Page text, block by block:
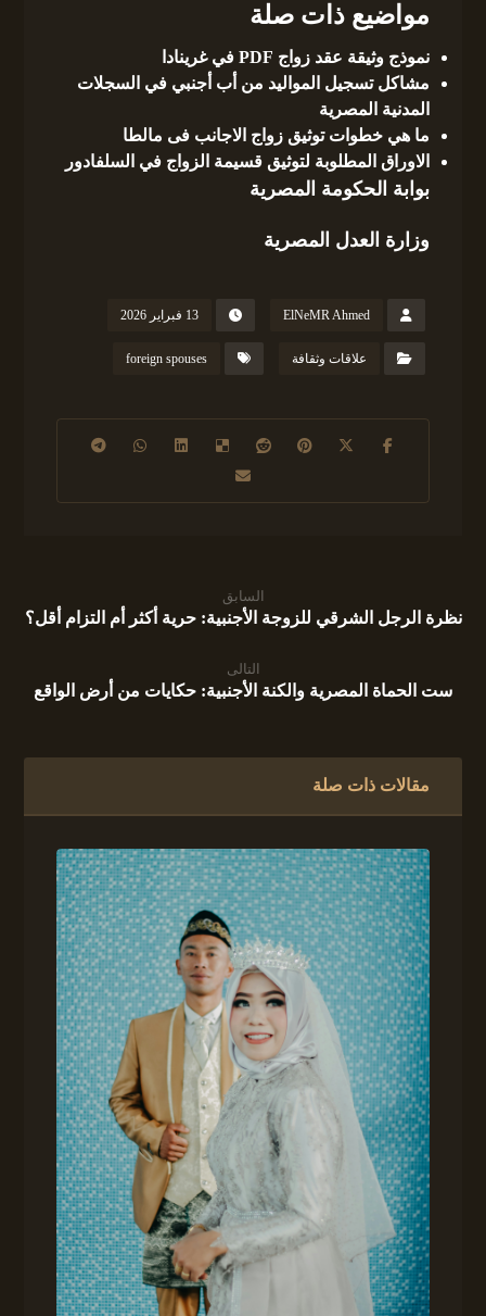
مواضيع ذات صلة
نموذج وثيقة عقد زواج PDF في غرينادا
مشاكل تسجيل المواليد من أب أجنبي في السجلات
المدنية المصرية
ما هي خطوات توثيق زواج الاجانب فى مالطا
الاوراق المطلوبة لتوثيق قسيمة الزواج في السلفادور
بوابة الحكومة المصرية
وزارة العدل المصرية
ElNeMR Ahmed 13 فبراير 2026
علاقات وثقافة foreign spouses
السابق
نظرة الرجل الشرقي للزوجة الأجنبية: حرية أكثر أم التزام أقل؟
التالى
ست الحماة المصرية والكنة الأجنبية: حكايات من أرض الواقع
مقالات ذات صلة